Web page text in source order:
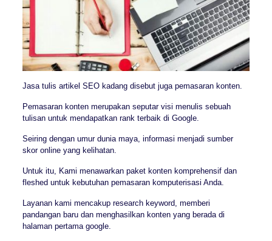
Jasa tulis artikel SEO kadang disebut juga pemasaran konten.
Pemasaran konten merupakan seputar visi menulis sebuah
tulisan untuk mendapatkan rank terbaik di Google.
Seiring dengan umur dunia maya, informasi menjadi sumber
skor online yang kelihatan.
Untuk itu, Kami menawarkan paket konten komprehensif dan
fleshed untuk kebutuhan pemasaran komputerisasi Anda.
Layanan kami mencakup research keyword, memberi
pandangan baru dan menghasilkan konten yang berada di
halaman pertama google.